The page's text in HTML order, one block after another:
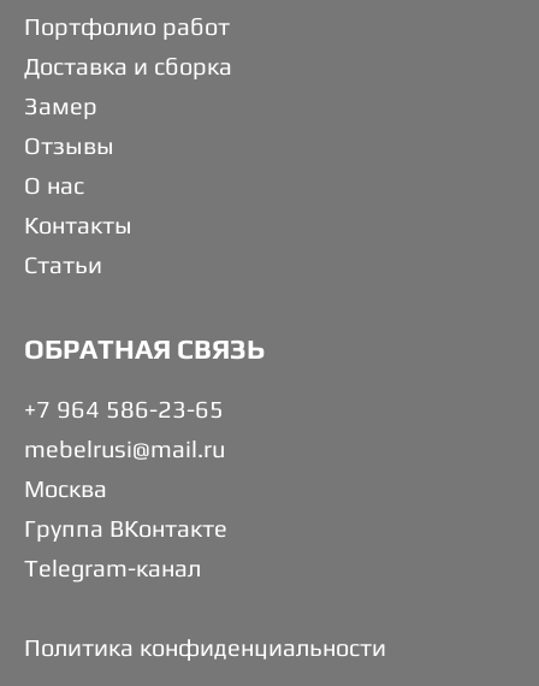
Портфолио работ
Доставка и сборка
Замер
Отзывы
О нас
Контакты
Статьи
ОБРАТНАЯ СВЯЗЬ
+7 964 586-23-65
mebelrusi@mail.ru
Москва
Группа ВКонтакте
Telegram-канал
Политика конфиденциальности